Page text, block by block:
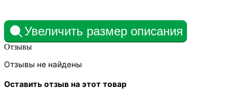
Увеличить размер описания
Отзывы
Отзывы не найдены
Оставить отзыв на этот товар